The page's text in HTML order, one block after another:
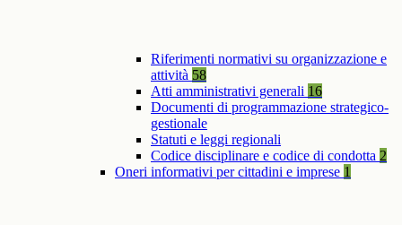
Riferimenti normativi su organizzazione e
attività 58
Atti amministrativi generali 16
Documenti di programmazione strategico-
gestionale
Statuti e leggi regionali
Codice disciplinare e codice di condotta 2
Oneri informativi per cittadini e imprese 1